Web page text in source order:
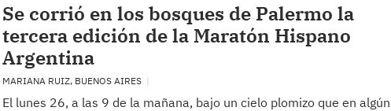
Se corrió en los bosques de Palermo la
tercera edición de la Maratón Hispano
Argentina
MARIANA RUIZ, BUENOS AIRES
El lunes 26, a las 9 de la mañana, bajo un cielo plomizo que en algún